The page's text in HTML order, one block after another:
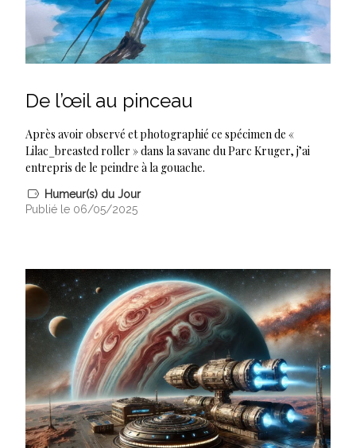
De l’œil au pinceau
Après avoir observé et photographié ce spécimen de «
Lilac_breasted roller » dans la savane du Parc Kruger, j’ai
entrepris de le peindre à la gouache.
Humeur(s) du Jour
Publié le 06/05/2025